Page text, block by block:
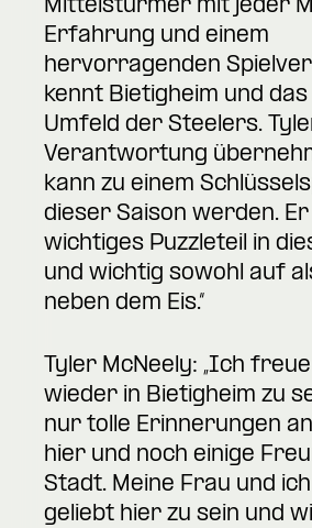
Mittelstürmer mit jeder
Erfahrung und einem
hervorragenden
kennt Bietigheim und
Umfeld der Steelers.
Verantwortung
kann zu einem
dieser Saison werden.
wichtiges Puzzleteil in
und wichtig sowohl auf
neben dem Eis.“
Tyler McNeely: „Ich
wieder in Bietigheim zu
nur tolle Erinnerungen
hier und noch einige
Stadt. Meine Frau und
geliebt hier zu sein und